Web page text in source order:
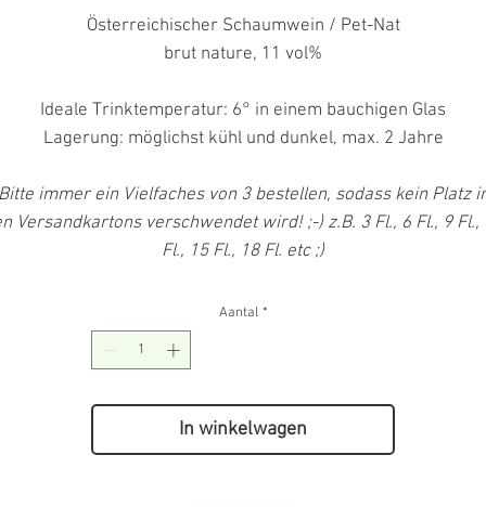
Österreichischer Schaumwein / Pet-Nat
brut nature, 11 vol%
Ideale Trinktemperatur: 6° in einem bauchigen Glas
Lagerung: möglichst kühl und dunkel, max. 2 Jahre
immer ein Vielfaches von 3 bestellen, sodass kein Platz
Versandkartons verschwendet wird! ;-) z.B. 3 Fl., 6 Fl., 9 Fl.,
Fl., 15 Fl., 18 Fl. etc ;)
Aantal *
In winkelwagen